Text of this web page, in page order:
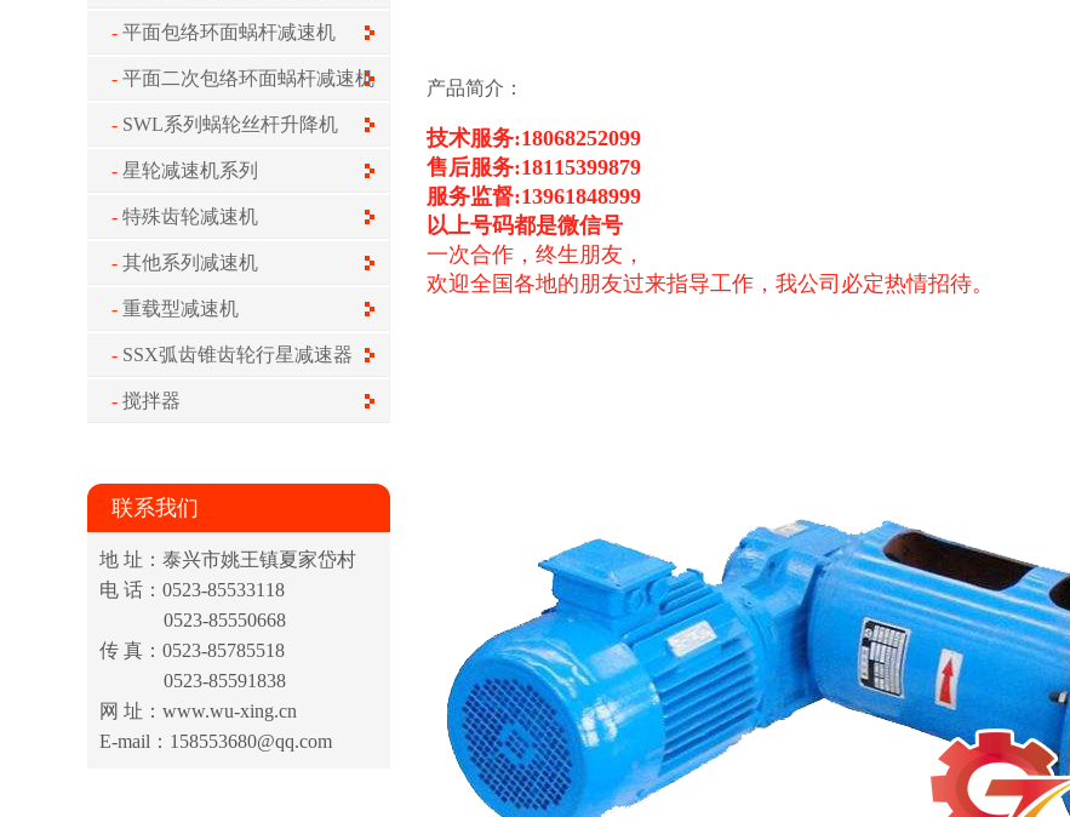
平面包络环面蜗杆减速机
平面二次包络环面蜗杆减速机
SWL系列蜗轮丝杆升降机
星轮减速机系列
特殊齿轮减速机
其他系列减速机
重载型减速机
SSX弧齿锥齿轮行星减速器
搅拌器
联系我们
地 址：泰兴市姚王镇夏家岱村
电 话：0523-85533118
0523-85550668
传 真：0523-85785518
0523-85591838
网 址：www.wu-xing.cn
E-mail：158553680@qq.com
产品简介：
技术服务:18068252099
售后服务:18115399879
服务监督:13961848999
以上号码都是微信号
一次合作，终生朋友，
欢迎全国各地的朋友过来指导工作，我公司必定热情招待。